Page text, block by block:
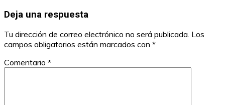
Deja una respuesta
Tu dirección de correo electrónico no será publicada. Los
campos obligatorios están marcados con *
Comentario *